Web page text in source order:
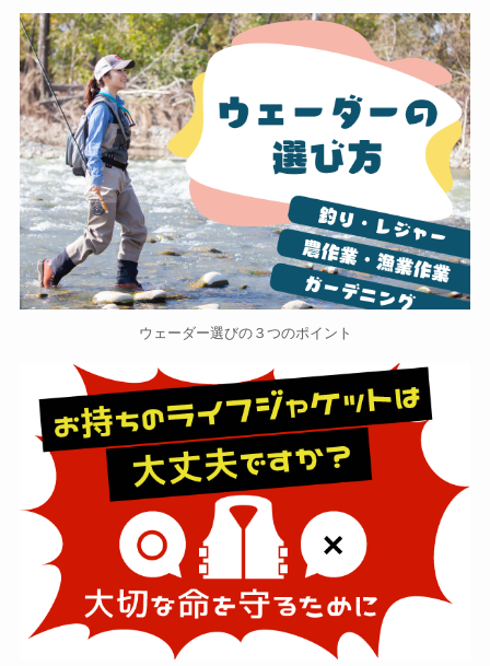
ウェーダー選びの３つのポイント